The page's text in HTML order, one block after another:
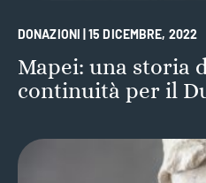
DONAZIONI | 15 DICEMBRE, 2022
Mapei: una storia
continuità per il